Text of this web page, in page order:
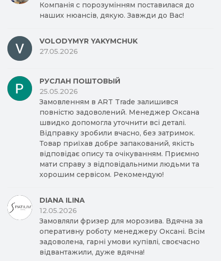
Компанія с порозумінням поставилася до
наших нюансів, дякую. Завжди до Вас!
VOLODYMYR YAKYMCHUK
27.05.2026
РУСЛАН ПОШТОВЫЙ
25.05.2026
Замовленням в ART Trade залишився
повністю задоволений. Менеджер Оксана
швидко допомогла уточнити всі деталі.
Відправку зробили вчасно, без затримок.
Товар приїхав добре запакований, якість
відповідає опису та очікуванням. Приємно
мати справу з відповідальними людьми та
хорошим сервісом. Рекомендую!
DIANA ILINA
12.05.2026
Замовляли фризер для морозива. Вдячна за
оперативну роботу менеджеру Оксані. Всім
задоволена, гарні умови купівлі, своєчасно
відвантажили, дуже вдячна!